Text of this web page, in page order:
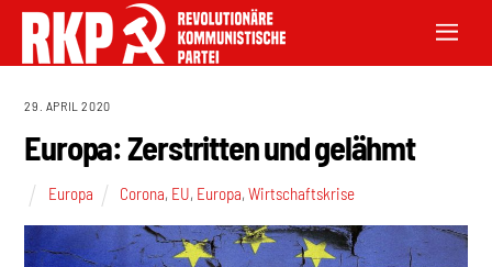
29. APRIL 2020
Europa: Zerstritten und gelähmt
Europa Corona, EU, Europa,Wirtschaftskrise